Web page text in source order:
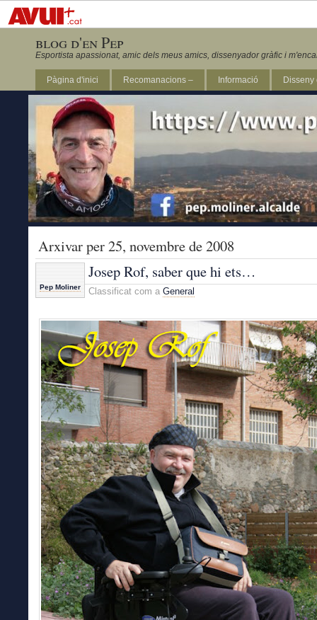
blog d'en Pep
Esportista apassionat, amic dels meus amics, dissenyador gràfic i
Pàgina d'inici Recomanacions – Informació
Revista Marathon 295
Arxivar per 25, novembre de 2008
Pep Moliner
Josep Rof, saber que hi ets…
Classificat com a General